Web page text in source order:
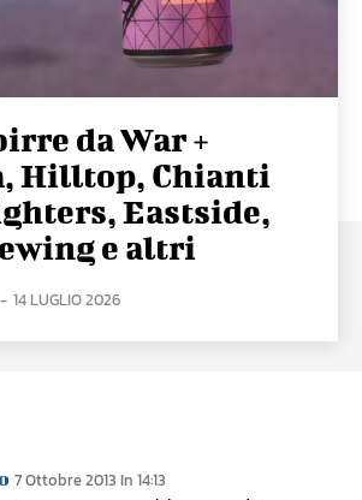
da War +
Hilltop, Chianti
Eastside,
e altri
- 14 LUGLIO 2026
7 Ottobre 2013 In 14:13